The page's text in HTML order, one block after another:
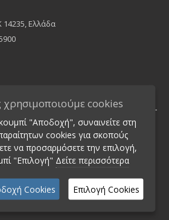
14235, Ελλάδα
cookies
"Αποδοχή", συναινείτε στη
cookies για σκοπούς
να προσαρμόσετε την επιλογή,
"Επιλογή" Δείτε περισσότερα
Cookies Επιλογή Cookies